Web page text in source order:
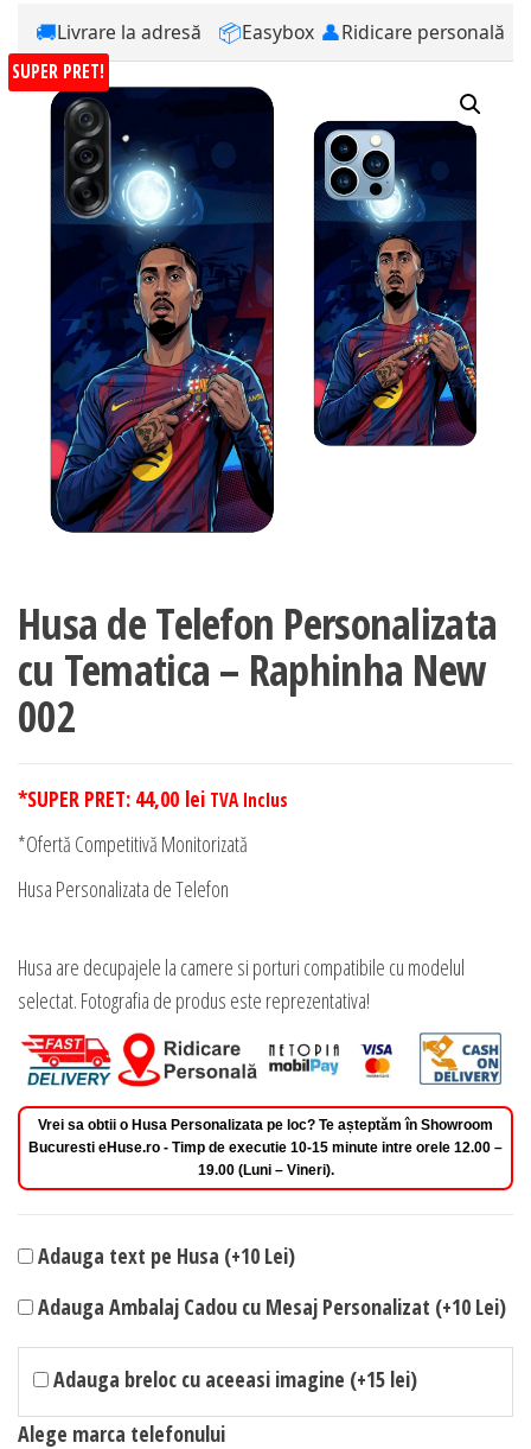
🚚Livrare la adresă 📦Easybox 👤Ridicare personală
SUPER PRET!
Husa de Telefon Personalizata
cu Tematica – Raphinha New
002
*SUPER PRET: 44,00 lei TVA Inclus
*Ofertă Competitivă Monitorizată
Husa Personalizata de Telefon
Husa are decupajele la camere si porturi compatibile cu modelul
selectat. Fotografia de produs este reprezentativa!
Vrei sa obtii o Husa Personalizata pe loc? Te așteptăm în Showroom
Bucuresti eHuse.ro - Timp de executie 10-15 minute intre orele 12.00 –
19.00 (Luni – Vineri).
Adauga text pe Husa (+10 Lei)
Adauga Ambalaj Cadou cu Mesaj Personalizat (+10 Lei)
Adauga breloc cu aceeasi imagine (+15 lei)
Alege marca telefonului